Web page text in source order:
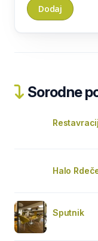
Sorodne
Halo
Sputnik